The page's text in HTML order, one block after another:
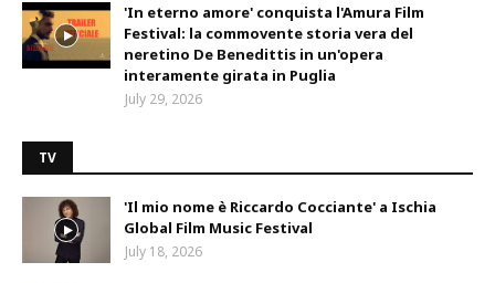
'In eterno amore' conquista l'Amura Film
Festival: la commovente storia vera del
neretino De Benedittis in un'opera
interamente girata in Puglia
July 29, 2026
TV
'Il mio nome è Riccardo Cocciante' a Ischia
Global Film Music Festival
July 18, 2026